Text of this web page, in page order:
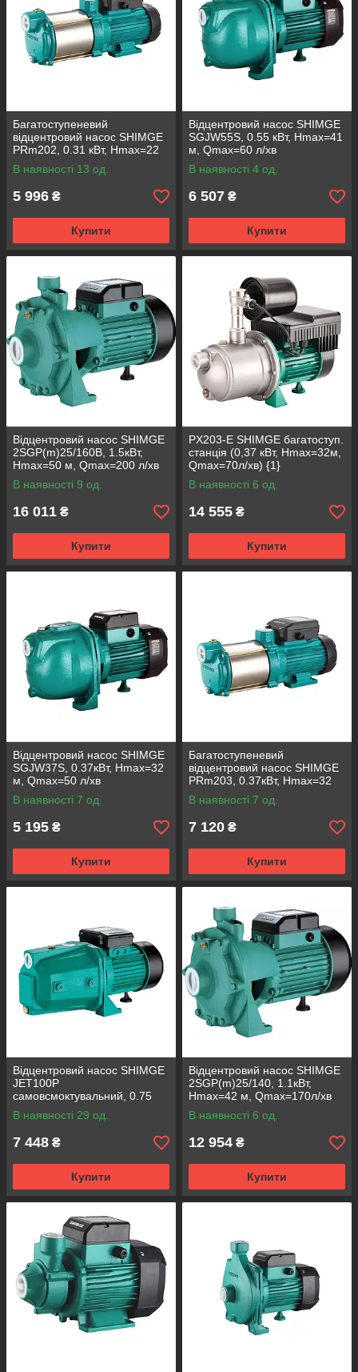
Багатоступеневий
відцентровий насос SHIMGE
PRm202, 0.31 кВт, Нmax=22
м, Qmax=90л/хв
В наявності 13 од.
5 996 ₴
Купити
Відцентровий насос SHIMGE
SGJW55S, 0.55 кВт, Нmax=41
м, Qmax=60 л/хв
В наявності 4 од.
6 507 ₴
Купити
Відцентровий насос SHIMGE
2SGP(m)25/160B, 1.5кВт,
Нmax=50 м, Qmax=200 л/хв
В наявності 9 од.
16 011 ₴
Купити
PX203-E SHIMGE багатоступ.
станція (0,37 кВт, Нmax=32м,
Qmax=70л/хв) {1}
В наявності 6 од.
14 555 ₴
Купити
Відцентровий насос SHIMGE
SGJW37S, 0.37кВт, Нmax=32
м, Qmax=50 л/хв
В наявності 7 од.
5 195 ₴
Купити
Багатоступеневий
відцентровий насос SHIMGE
PRm203, 0.37кВт, Нmax=32
м, Qmax=90л/хв
В наявності 7 од.
7 120 ₴
Купити
Відцентровий насос SHIMGE
JET100P
самовсмоктувальний, 0.75
кВт, Нmax = 46 м, Qmax = 70
л/хв
В наявності 29 од.
7 448 ₴
Купити
Відцентровий насос SHIMGE
2SGP(m)25/140, 1.1кВт,
Нmax=42 м, Qmax=170л/хв
В наявності 6 од.
12 954 ₴
Купити